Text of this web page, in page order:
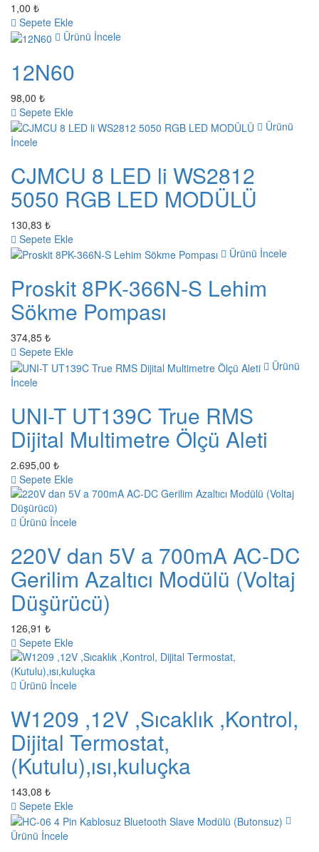
1,00 ₺
Sepete Ekle
Ürünü İncele
12N60
98,00 ₺
Sepete Ekle
Ürünü
İncele
CJMCU 8 LED li WS2812
5050 RGB LED MODÜLÜ
130,83 ₺
Sepete Ekle
Ürünü İncele
Proskit 8PK-366N-S Lehim
Sökme Pompası
374,85 ₺
Sepete Ekle
Ürünü
İncele
UNI-T UT139C True RMS
Dijital Multimetre Ölçü Aleti
2.695,00 ₺
Sepete Ekle
Ürünü İncele
220V dan 5V a 700mA AC-DC
Gerilim Azaltıcı Modülü (Voltaj
Düşürücü)
126,91 ₺
Sepete Ekle
Ürünü İncele
W1209 ,12V ,Sıcaklık ,Kontrol,
Dijital Termostat,
(Kutulu),ısı,kuluçka
143,08 ₺
Sepete Ekle
Ürünü İncele